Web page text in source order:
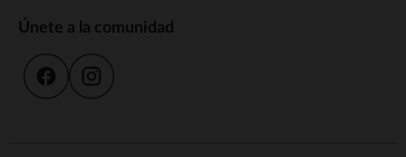
Únete a la comunidad